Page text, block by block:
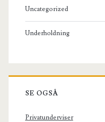
Uncategorized
Underholdning
SE OGSÅ
Privatunderviser